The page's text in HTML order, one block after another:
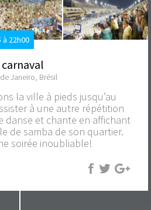
à 22h00
Janeiro, Brésil
la ville à pieds jusqu’au
à une autre répétition
danse et chante en affichant
de samba de son quartier.
soirée inoubliable!